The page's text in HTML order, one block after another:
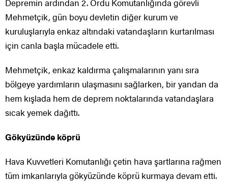
Depremin ardından 2. Ordu Komutanlığında görevli
Mehmetçik, gün boyu devletin diğer kurum ve
kuruluşlarıyla enkaz altındaki vatandaşların kurtarılması
için canla başla mücadele etti.
Mehmetçik, enkaz kaldırma çalışmalarının yanı sıra
bölgeye yardımların ulaşmasını sağlarken, bir yandan da
hem kışlada hem de deprem noktalarında vatandaşlara
sıcak yemek dağıttı.
Gökyüzünde köprü
Hava Kuvvetleri Komutanlığı çetin hava şartlarına rağmen
tüm imkanlarıyla gökyüzünde köprü kurmaya devam etti.